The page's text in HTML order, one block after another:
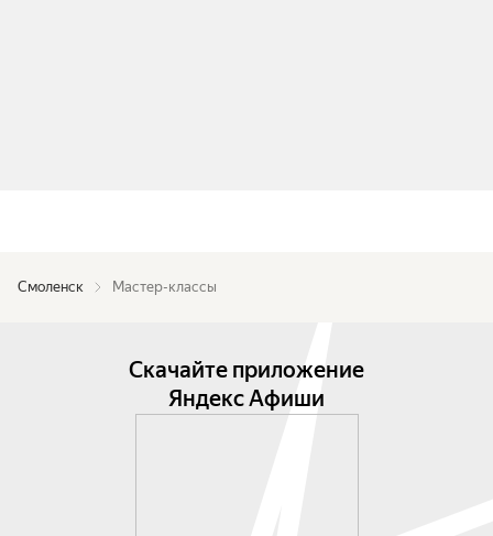
Смоленск Мастер-классы
Скачайте приложение
Яндекс Афиши